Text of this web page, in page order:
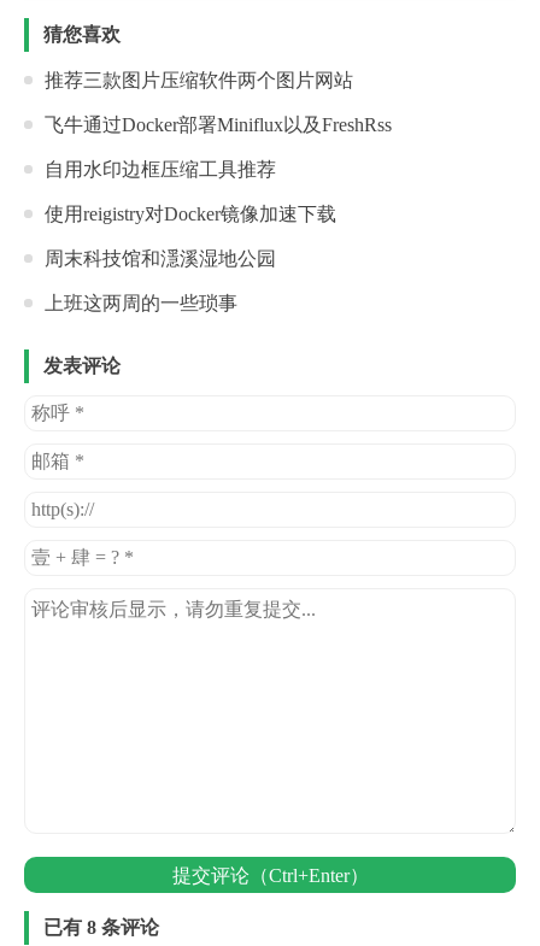
猜您喜欢
推荐三款图片压缩软件两个图片网站
飞牛通过Docker部署Miniflux以及FreshRss
自用水印边框压缩工具推荐
使用reigistry对Docker镜像加速下载
周末科技馆和濦溪湿地公园
上班这两周的一些琐事
发表评论
提交评论（Ctrl+Enter）
已有 8 条评论